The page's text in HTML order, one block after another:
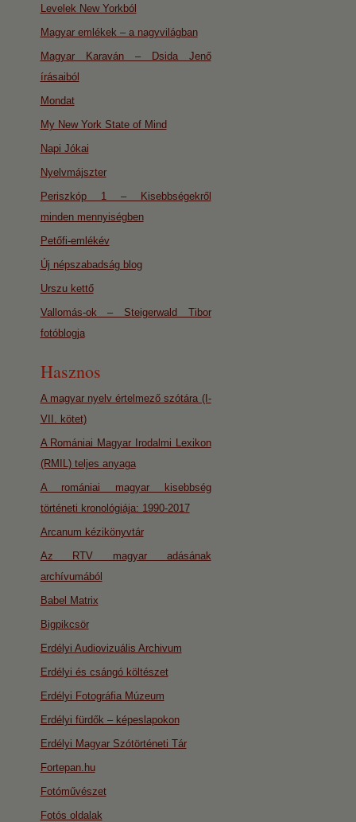
Levelek New Yorkból
Magyar emlékek – a nagyvilágban
Magyar Karaván – Dsida Jenő
írásaiból
Mondat
My New York State of Mind
Napi Jókai
Nyelvmájszter
Periszkóp 1 – Kisebbségekről
minden mennyiségben
Petőfi-emlékév
Új népszabadság blog
Urszu kettő
Vallomás-ok – Steigerwald Tibor
fotóblogja
Hasznos
A magyar nyelv értelmező szótára (I-
VII. kötet)
A Romániai Magyar Irodalmi Lexikon
(RMIL) teljes anyaga
A romániai magyar kisebbség
történeti kronológiája: 1990-2017
Arcanum kézikönyvtár
Az RTV magyar adásának
archívumából
Babel Matrix
Bigpikcsör
Erdélyi Audiovizuális Archivum
Erdélyi és csángó költészet
Erdélyi Fotográfia Múzeum
Erdélyi fürdők – képeslapokon
Erdélyi Magyar Szótörténeti Tár
Fortepan.hu
Fotóművészet
Fotós oldalak